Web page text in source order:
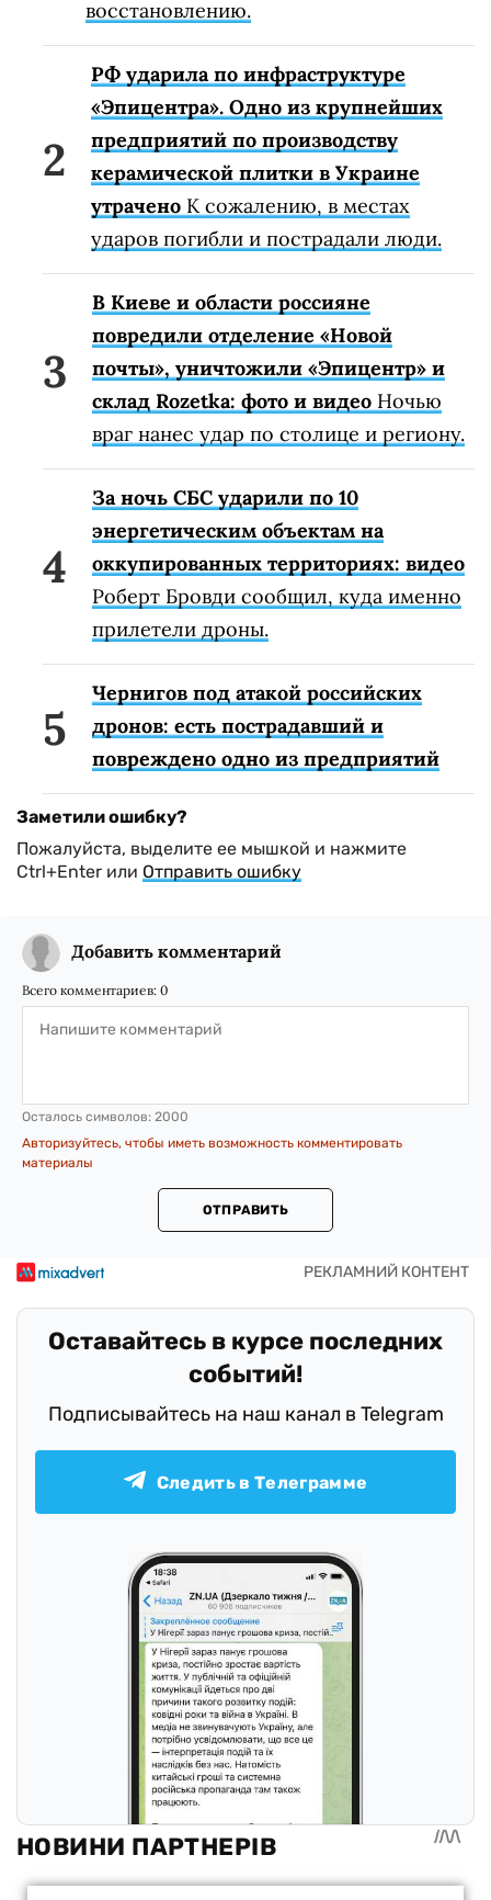
восстановлению.
РФ ударила по инфраструктуре
«Эпицентра». Одно из крупнейших
предприятий по производству
керамической плитки в Украине
утрачено К сожалению, в местах
ударов погибли и пострадали люди.
В Киеве и области россияне
повредили отделение «Новой
почты», уничтожили «Эпицентр» и
склад Rozetka: фото и видео Ночью
враг нанес удар по столице и региону.
За ночь СБС ударили по 10
энергетическим объектам на
оккупированных территориях: видео
Роберт Бровди сообщил, куда именно
прилетели дроны.
Чернигов под атакой российских
дронов: есть пострадавший и
повреждено одно из предприятий
Заметили ошибку?
Пожалуйста, выделите ее мышкой и нажмите
Ctrl+Enter или Отправить ошибку
Добавить комментарий
Всего комментариев: 0
Осталось символов: 2000
Авторизуйтесь, чтобы иметь возможность комментировать
материалы
ОТПРАВИТЬ
Оставайтесь в курсе последних
событий!
Подписывайтесь на наш канал в Telegram
Следить в Телеграмме